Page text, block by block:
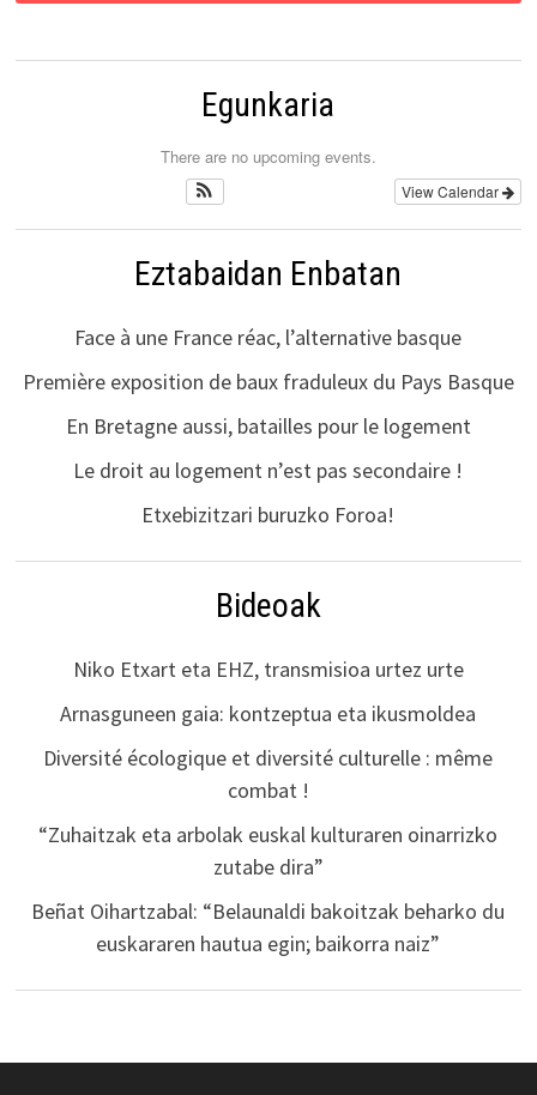
Egunkaria
There are no upcoming events.
View Calendar
Eztabaidan Enbatan
Face à une France réac, l’alternative basque
Première exposition de baux fraduleux du Pays Basque
En Bretagne aussi, batailles pour le logement
Le droit au logement n’est pas secondaire !
Etxebizitzari buruzko Foroa!
Bideoak
Niko Etxart eta EHZ, transmisioa urtez urte
Arnasguneen gaia: kontzeptua eta ikusmoldea
Diversité écologique et diversité culturelle : même
combat !
“Zuhaitzak eta arbolak euskal kulturaren oinarrizko
zutabe dira”
Beñat Oihartzabal: “Belaunaldi bakoitzak beharko du
euskararen hautua egin; baikorra naiz”